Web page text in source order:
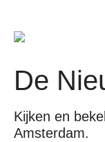
De
Kijken en
Amsterdam.